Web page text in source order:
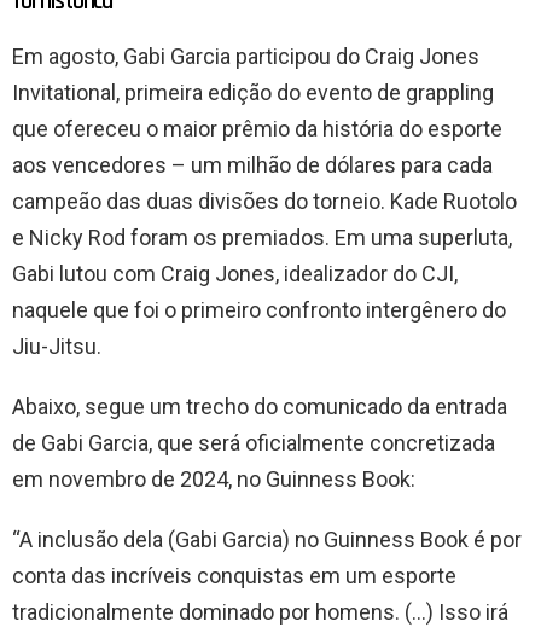
Em agosto, Gabi Garcia participou do Craig Jones
Invitational, primeira edição do evento de grappling
que ofereceu o maior prêmio da história do esporte
aos vencedores – um milhão de dólares para cada
campeão das duas divisões do torneio. Kade Ruotolo
e Nicky Rod foram os premiados. Em uma superluta,
Gabi lutou com Craig Jones, idealizador do CJI,
naquele que foi o primeiro confronto intergênero do
Jiu-Jitsu.
Abaixo, segue um trecho do comunicado da entrada
de Gabi Garcia, que será oficialmente concretizada
em novembro de 2024, no Guinness Book:
“A inclusão dela (Gabi Garcia) no Guinness Book é por
conta das incríveis conquistas em um esporte
tradicionalmente dominado por homens. (…) Isso irá